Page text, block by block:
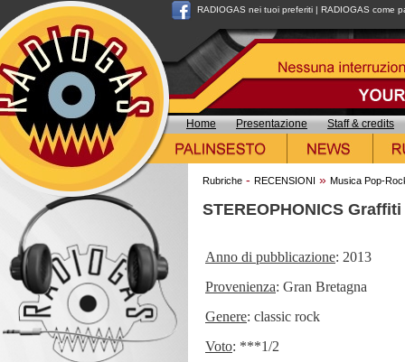
RADIOGAS nei tuoi preferiti | RADIOGAS come
Home Presentazione Staff & credits
Rubriche - RECENSIONI » Musica Pop-
STEREOPHONICS
Anno di pubblicazione: 2013
Provenienza: Gran Bretagna
Genere: classic rock
Voto: ***1/2